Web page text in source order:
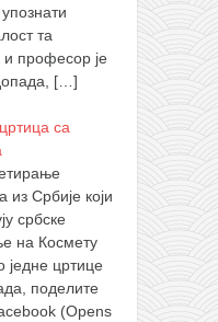
та
и професор је
[…]
са
из Србије који
србске
на Космету
цртице
поделите
(Opens